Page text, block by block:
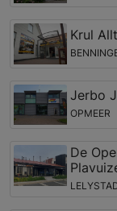
Krul
Jerbo
OPMEER
De